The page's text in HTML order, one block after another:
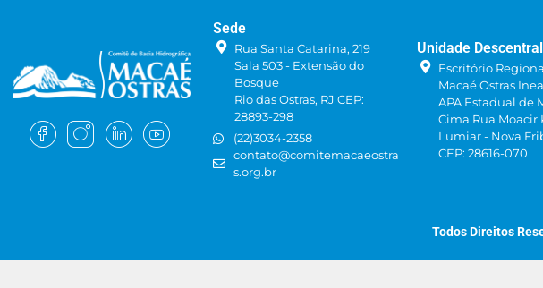
Sede
Rua Santa Catarina, 219
Sala 503 - Extensão do
Bosque
Rio das Ostras, RJ CEP:
28893-298
(22)3034-2358
contato@comitemacaeostra
s.org.br
Unidade
Escritório
Macaé Ostras
APA Estadual de
Cima Rua Moacir
Lumiar - Nova
CEP: 28616-070
Todos Direitos